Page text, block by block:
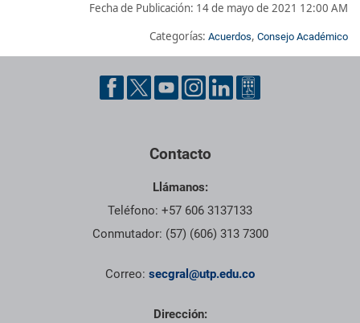
Fecha de Publicación: 14 de mayo de 2021 12:00 AM
Categorías: Acuerdos, Consejo Académico
Pie de página con información de contacto, redes sociales y
Contacto
Llámanos:
Teléfono: +57 606 3137133
Conmutador: (57) (606) 313 7300
Correo: secgral@utp.edu.co
Dirección: